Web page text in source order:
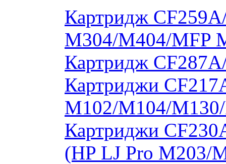
Картридж
M304/M404/MFP
Картридж
Картриджи
M102/M104/
Картриджи
(HP LJ Pro M203/